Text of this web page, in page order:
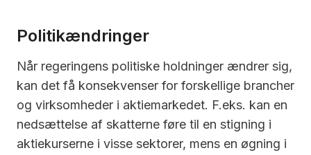
Politikændringer
Når regeringens politiske holdninger ændrer sig,
kan det få konsekvenser for forskellige brancher
og virksomheder i aktiemarkedet. F.eks. kan en
nedsættelse af skatterne føre til en stigning i
aktiekurserne i visse sektorer, mens en øgning i